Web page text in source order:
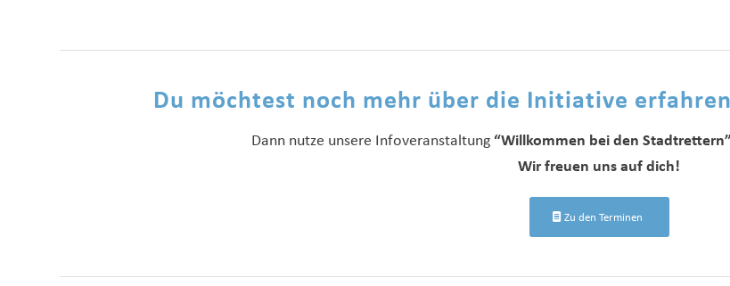
Du möchtest noch mehr über die Initiative
Dann nutze unsere Infoveranstaltung “Willkommen bei den Stadtrettern”
Wir freuen uns auf dich!
Zu den Terminen